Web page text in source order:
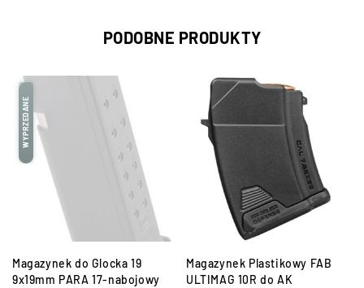
PODOBNE PRODUKTY
WYPRZEDANE
Magazynek do Glocka 19
9x19mm PARA 17-nabojowy
Magazynek Plastikowy FAB
ULTIMAG 10R do AK